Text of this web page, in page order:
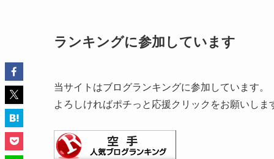
ランキングに参加しています
当サイトはブログランキングに参加しています。
よろしければポチっと応援クリックをお願いしま